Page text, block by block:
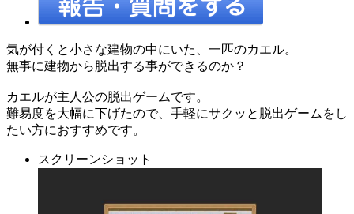
気が付くと小さな建物の中にいた、一匹のカエル。
無事に建物から脱出する事ができるのか？
カエルが主人公の脱出ゲームです。
難易度を大幅に下げたので、手軽にサクッと脱出ゲームをし
たい方におすすめです。
スクリーンショット